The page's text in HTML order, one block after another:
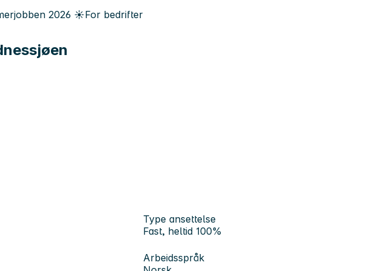
2026 ☀️For bedrifter
Type ansettelse
Fast, heltid 100%
Arbeidsspråk